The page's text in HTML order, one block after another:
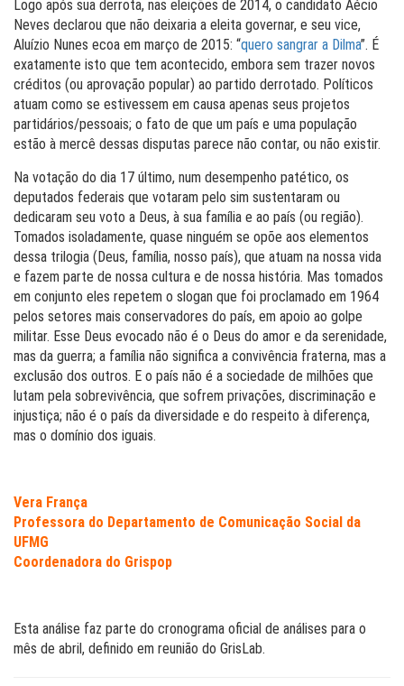
Logo após sua derrota, nas eleições de 2014, o candidato Aécio
Neves declarou que não deixaria a eleita governar, e seu vice,
Aluízio Nunes ecoa em março de 2015: “quero sangrar a Dilma”. É
exatamente isto que tem acontecido, embora sem trazer novos
créditos (ou aprovação popular) ao partido derrotado. Políticos
atuam como se estivessem em causa apenas seus projetos
partidários/pessoais; o fato de que um país e uma população
estão à mercê dessas disputas parece não contar, ou não existir.
Na votação do dia 17 último, num desempenho patético, os
deputados federais que votaram pelo sim sustentaram ou
dedicaram seu voto a Deus, à sua família e ao país (ou região).
Tomados isoladamente, quase ninguém se opõe aos elementos
dessa trilogia (Deus, família, nosso país), que atuam na nossa vida
e fazem parte de nossa cultura e de nossa história. Mas tomados
em conjunto eles repetem o slogan que foi proclamado em 1964
pelos setores mais conservadores do país, em apoio ao golpe
militar. Esse Deus evocado não é o Deus do amor e da serenidade,
mas da guerra; a família não significa a convivência fraterna, mas a
exclusão dos outros. E o país não é a sociedade de milhões que
lutam pela sobrevivência, que sofrem privações, discriminação e
injustiça; não é o país da diversidade e do respeito à diferença,
mas o domínio dos iguais.
Vera França
Professora do Departamento de Comunicação Social da
UFMG
Coordenadora do Grispop
Esta análise faz parte do cronograma oficial de análises para o
mês de abril, definido em reunião do GrisLab.